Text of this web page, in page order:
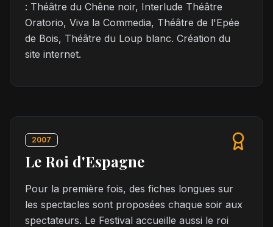
: Théâtre du Chêne noir, Interlude Théâtre
Oratorio, Viva la Commedia, Théâtre de l'Epée
de Bois, Théâtre du Loup blanc. Création du
site internet.
2007
Le Roi d'Espagne
Pour la première fois, des fiches longues sur
les spectacles sont proposées chaque soir aux
spectateurs. Le Festival accueille aussi le roi